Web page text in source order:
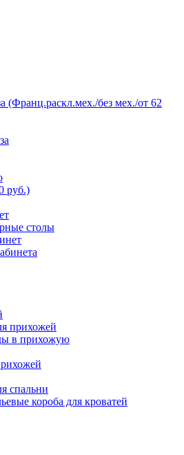
(Франц.раскл.мех./без мех./от 62
руб.)
столы
прихожей
в прихожую
спальни
короба для кроватей